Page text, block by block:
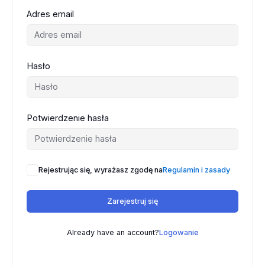
Adres email
Hasło
Potwierdzenie hasła
Rejestrując się, wyrażasz zgodę naRegulamin i zasady
Zarejestruj się
Already have an account?Logowanie